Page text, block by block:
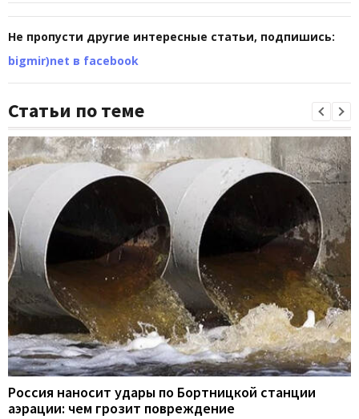
Не пропусти другие интересные статьи, подпишись:
bigmir)net в facebook
Статьи по теме
Россия наносит удары по Бортницкой станции
аэрации: чем грозит повреждение